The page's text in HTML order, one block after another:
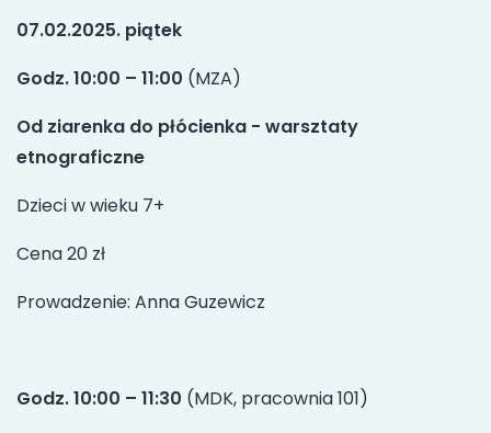
07.02.2025. piątek
Godz. 10:00 – 11:00 (MZA)
Od ziarenka do płócienka - warsztaty
etnograficzne
Dzieci w wieku 7+
Cena 20 zł
Prowadzenie: Anna Guzewicz
Godz. 10:00 – 11:30 (MDK, pracownia 101)